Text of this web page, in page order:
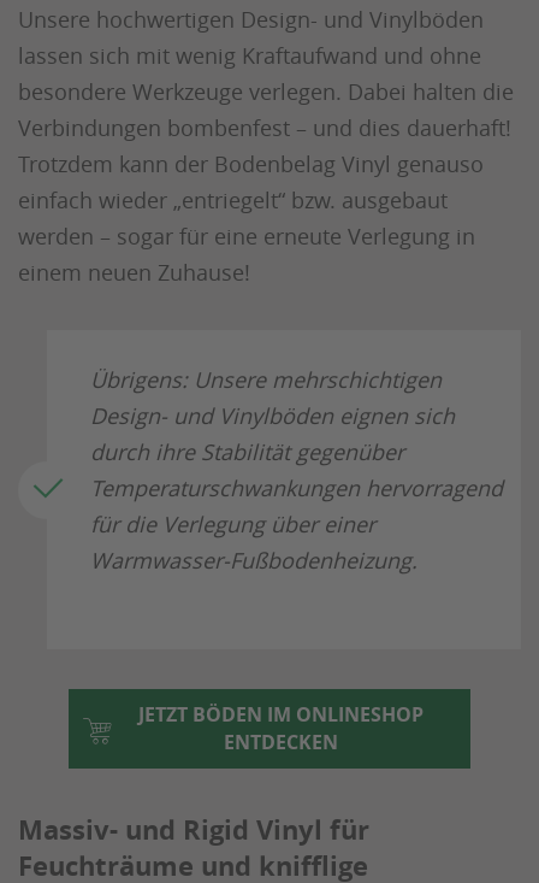
Unsere hochwertigen Design- und Vinylböden
lassen sich mit wenig Kraftaufwand und ohne
besondere Werkzeuge verlegen. Dabei halten die
Verbindungen bombenfest – und dies dauerhaft!
Trotzdem kann der Bodenbelag Vinyl genauso
einfach wieder „entriegelt“ bzw. ausgebaut
werden – sogar für eine erneute Verlegung in
einem neuen Zuhause!
Übrigens: Unsere mehrschichtigen
Design- und Vinylböden eignen sich
durch ihre Stabilität gegenüber
Temperaturschwankungen hervorragend
für die Verlegung über einer
Warmwasser-Fußbodenheizung.
JETZT BÖDEN IM ONLINESHOP
ENTDECKEN
Massiv- und Rigid Vinyl für
Feuchträume und knifflige